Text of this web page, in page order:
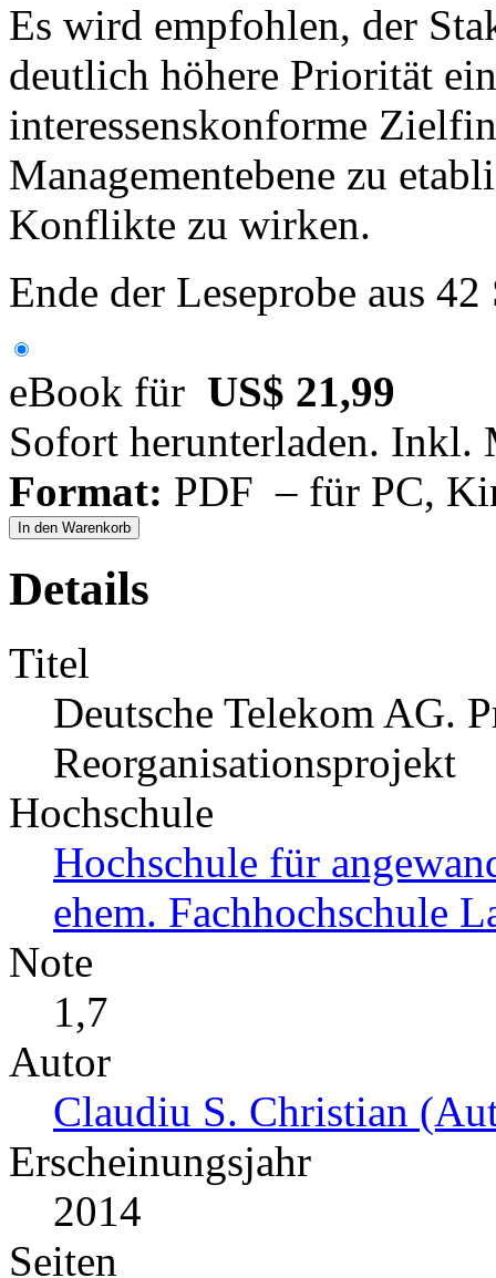
Es wird empfohlen, der
deutlich höhere Priorität
interessenskonforme
Managementebene zu
Konflikte zu wirken.
Ende der Leseprobe aus
eBook für US$ 21,99
Sofort herunterladen. Inkl.
Format: PDF – für PC,
In den Warenkorb
Details
Titel
Deutsche Telekom AG.
Reorganisationsprojekt
Hochschule
Hochschule für
ehem. Fachhochschule
Note
1,7
Autor
Claudiu S. Christian
Erscheinungsjahr
2014
Seiten